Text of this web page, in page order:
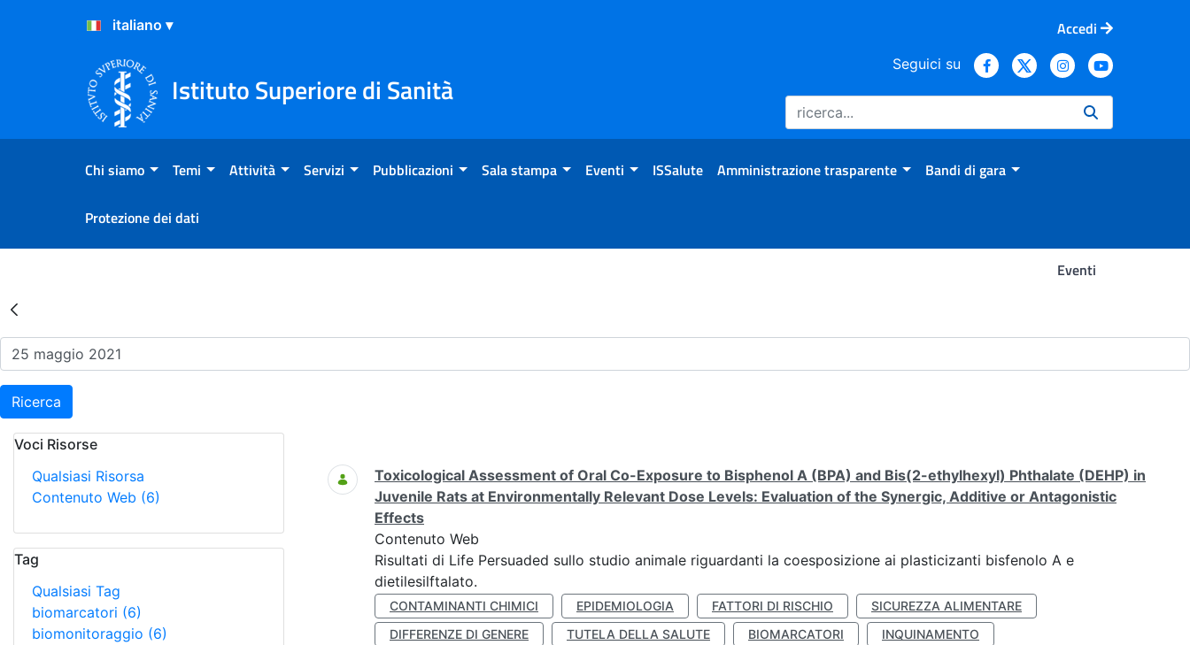
Salta al Contenuto
Salta al Footer
Accedi
Istituto Superiore di Sanità
Seguici su
Chi siamo Temi Attività Servizi Pubblicazioni Sala stampa Eventi ISSalute Amministrazione trasparente Bandi di gara
Protezione dei dati
Eventi
Risultati della Ricerca - Eventi
Ricerca
Voci Risorse
Qualsiasi Risorsa
Contenuto Web (6)
Tag
Qualsiasi Tag
biomarcatori (6)
biomonitoraggio (6)
Ricerca
Toxicological Assessment of Oral Co-Exposure to Bisphenol A (BPA) and Bis(2-ethylhexyl) Phthalate (DEHP) in
Juvenile Rats at Environmentally Relevant Dose Levels: Evaluation of the Synergic, Additive or Antagonistic
Effects
Contenuto Web
Risultati di Life Persuaded sullo studio animale riguardanti la coesposizione ai plasticizanti bisfenolo A e
dietilesilftalato.
CONTAMINANTI CHIMICI EPIDEMIOLOGIA FATTORI DI RISCHIO
SICUREZZA ALIMENTARE
DIFFERENZE DI GENERE
TUTELA DELLA SALUTE BIOMARCATORI
INQUINAMENTO